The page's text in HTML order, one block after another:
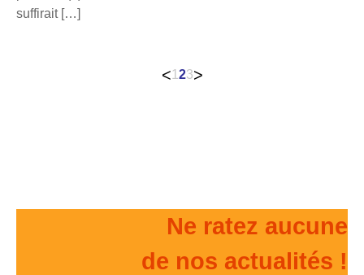
suffirait […]
<1 23>
Ne ratez aucune
de nos actualités !